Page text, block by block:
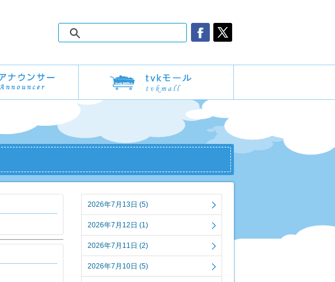
2026年7月13日 (5)
2026年7月12日 (1)
2026年7月11日 (2)
2026年7月10日 (5)